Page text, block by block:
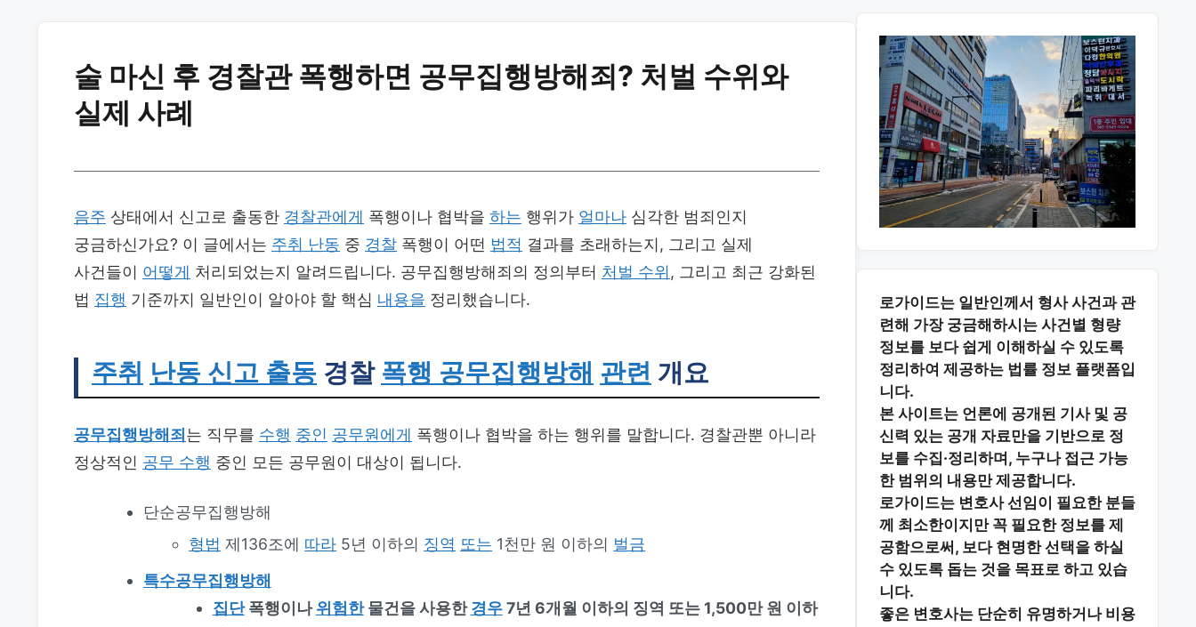
술 마신 후 경찰관 폭행하면 공무집행방해죄? 처벌 수위와
실제 사례
음주 상태에서 신고로 출동한 경찰관에게 폭행이나 협박을 하는 행위가 얼마나 심각한 범죄인지
궁금하신가요? 이 글에서는 주취 난동 중 경찰 폭행이 어떤 법적 결과를 초래하는지, 그리고 실제
사건들이 어떻게 처리되었는지 알려드립니다. 공무집행방해죄의 정의부터 처벌 수위 , 그리고 최근 강화된
법 집행 기준까지 일반인이 알아야 할 핵심 내용을 정리했습니다.
주취 난동 신고 출동 경찰 폭행 공무집행방해 관련 개요
공무집행방해죄 는 직무를 수행 중인 공무원에게 폭행이나 협박을 하는 행위를 말합니다. 경찰관뿐 아니라
정상적인 공무 수행 중인 모든 공무원이 대상이 됩니다.
단순공무집행방해
형법 제136조에 따라 5년 이하의 징역 또는 1천만 원 이하의 벌금
특수공무집행방해
집단폭행이나위험한물건을 사용한경우7년 6개월 이하의 징역 또는 1,500만 원 이하
로가이드는 일반인께서 형사 사건과 관
련해 가장 궁금해하시는 사건별 형량
정보를 보다 쉽게 이해하실 수 있도록
정리하여 제공하는 법률 정보 플랫폼입
니다.
본 사이트는 언론에 공개된 기사 및 공
신력 있는 공개 자료만을 기반으로 정
보를 수집·정리하며, 누구나 접근 가능
한 범위의 내용만 제공합니다.
로가이드는 변호사 선임이 필요한 분들
께 최소한이지만 꼭 필요한 정보를 제
공함으로써, 보다 현명한 선택을 하실
수 있도록 돕는 것을 목표로 하고 있습
니다.
좋은 변호사는 단순히 유명하거나 비용